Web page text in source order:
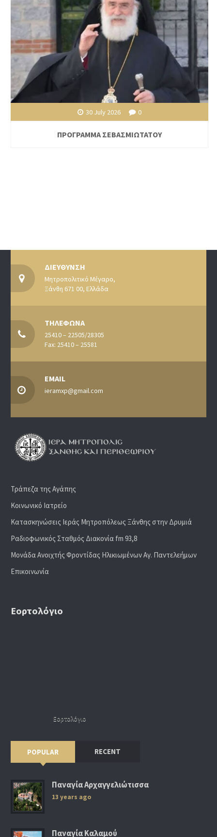
30 July 2026 0
ΠΡΟΓΡΑΜΜΑ ΣΕΒΑΣΜΙΩΤΑΤΟΥ
ΔΙΕΥΘΥΝΣΗ
Μητροπολιτικό Μέγαρο,
Ξάνθη 671 00, Ελλάδα
ΤΗΛΕΦΩΝΑ
25410 – 22505/28305
Fax: 25410 – 25581
EMAIL
ieramxp@gmail.com
Τράπεζα της Αγάπης
Κοινωνικό Ιατρείο
Κατασκηνώσεις Ιεράς Μητροπόλεως Ξάνθης στην Δρυμιά
Ραδιoφωνικός Σταθμός Διακονία fm 93,8
Μονάδα Ανοιχτής Φροντίδας Ηλικιωμένων Αγ. Παντελεήμων
Επικοινωνία
Εορτολόγιο
Εορτολόγιο
POPULAR RECENT
Παναγία Αρχαγγελιώτισσα
13 years ago
Παναγία Καλαμού